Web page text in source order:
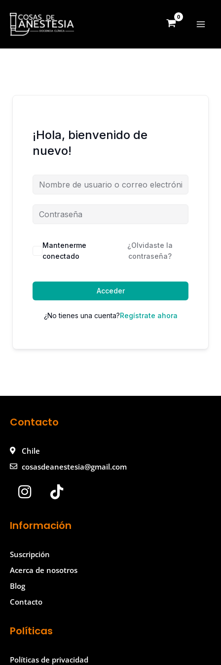
contenido
¡Hola, bienvenido de
nuevo!
Mantenerme
conectado
¿Olvidaste la
contraseña?
Acceder
¿No tienes una cuenta?Regístrate ahora
Contacto
Chile
cosasdeanestesia@gmail.com
I
n
t
a
g
r
a
m
T
i
k
t
Información
Suscripción
Acerca de nosotros
Blog
Contacto
Políticas
Políticas de privacidad